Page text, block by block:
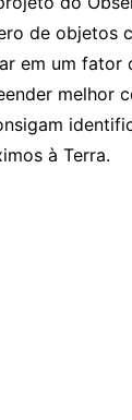
de objetos
em um fator
melhor
à Terra.